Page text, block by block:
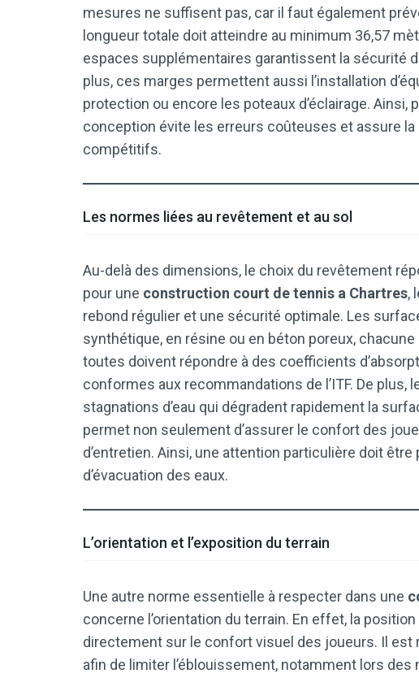
mesures ne suffisent pas, car il faut également
longueur totale doit atteindre au minimum 36,57
espaces supplémentaires garantissent la sécurité
plus, ces marges permettent aussi l’installation
protection ou encore les poteaux d’éclairage.
conception évite les erreurs coûteuses et assure
compétitifs.
Les normes liées au revêtement et au sol
Au-delà des dimensions, le choix du revêtement
pour une construction court de tennis a Chartres,
rebond régulier et une sécurité optimale. Les
synthétique, en résine ou en béton poreux,
toutes doivent répondre à des coefficients
conformes aux recommandations de l’ITF. De
stagnations d’eau qui dégradent rapidement la
permet non seulement d’assurer le confort des
d’entretien. Ainsi, une attention particulière doit
d’évacuation des eaux.
L’orientation et l’exposition du terrain
Une autre norme essentielle à respecter dans une
concerne l’orientation du terrain. En effet, la
directement sur le confort visuel des joueurs. Il est
afin de limiter l’éblouissement, notamment lors